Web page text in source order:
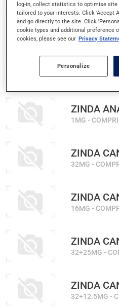
ZINC +C
PASTILLE
ZINC A/
PASTILLE
ZINDA
1MG -
ZINDA
32MG -
ZINDA
16MG -
ZINDA
32+25MG -
ZINDA
32+12.5MG -
log-in, collect statistics to optimise
tailored to your interests. Click 'Accept
and go directly to the site. Click
cookie types and additional preference
cookies, please see our Privacy
Personalize